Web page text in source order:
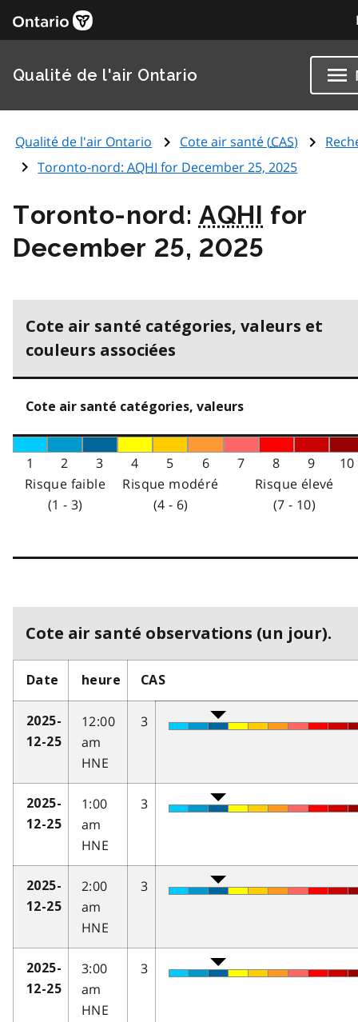
Qualité de l'air Ontario
Qualité de l'air Ontario Cote air santé (CAS)
Toronto-nord:AQHI for December 25, 2025
Toronto-nord: AQHI for
December 25, 2025
Cote air santé catégories, valeurs et
couleurs associées
Cote air santé catégories, valeurs
1 2 3 4 5 6 7 8 9
10
Risque faible
(1 - 3)
Risque modéré
(4 - 6)
Risque élevé
(7 - 10)
Cote air santé observations (un jour).
Date heure CAS
2025-
12-25
12:00
am
HNE
3
2025-
12-25
1:00
am
HNE
3
2025-
12-25
2:00
am
HNE
3
2025-
12-25
3:00
am
HNE
3